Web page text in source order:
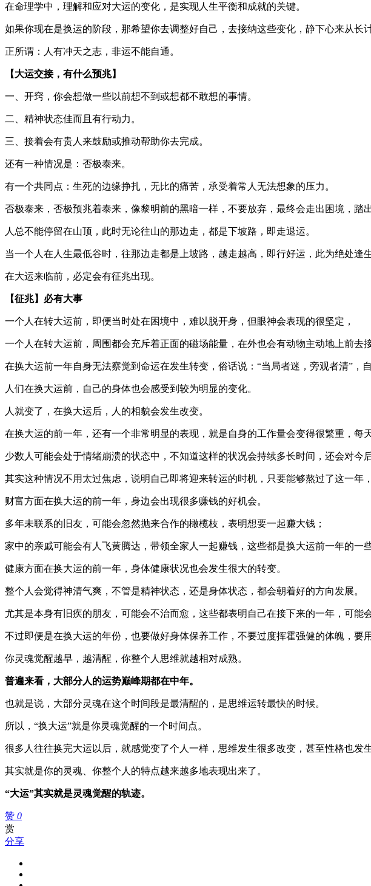
在命理学中，理解和应对大运的变化，是实现人生平衡和成就的关键。
如果你现在是换运的阶段，那希望你去调整好自己，去接纳这些变化，静下心来从长
正所谓：人有冲天之志，非运不能自通。
【大运交接，有什么预兆】
一、开窍，你会想做一些以前想不到或想都不敢想的事情。
二、精神状态佳而且有行动力。
三、接着会有贵人来鼓励或推动帮助你去完成。
还有一种情况是：否极泰来。
有一个共同点：生死的边缘挣扎，无比的痛苦，承受着常人无法想象的压力。
否极泰来，否极预兆着泰来，像黎明前的黑暗一样，不要放弃，最终会走出困境，踏
人总不能停留在山顶，此时无论往山的那边走，都是下坡路，即走退运。
当一个人在人生最低谷时，往那边走都是上坡路，越走越高，即行好运，此为绝处逢生
在大运来临前，必定会有征兆出现。
【征兆】必有大事
一个人在转大运前，即便当时处在困境中，难以脱开身，但眼神会表现的很坚定，
一个人在转大运前，周围都会充斥着正面的磁场能量，在外也会有动物主动地上前去接
在换大运前一年自身无法察觉到命运在发生转变，俗话说：“当局者迷，旁观者清”，
人们在换大运前，自己的身体也会感受到较为明显的变化。
人就变了，在换大运后，人的相貌会发生改变。
在换大运的前一年，还有一个非常明显的表现，就是自身的工作量会变得很繁重，每
少数人可能会处于情绪崩溃的状态中，不知道这样的状况会持续多长时间，还会对今
其实这种情况不用太过焦虑，说明自己即将迎来转运的时机，只要能够熬过了这一年
财富方面在换大运的前一年，身边会出现很多赚钱的好机会。
多年未联系的旧友，可能会忽然抛来合作的橄榄枝，表明想要一起赚大钱；
家中的亲戚可能会有人飞黄腾达，带领全家人一起赚钱，这些都是换大运前一年的一些
健康方面在换大运的前一年，身体健康状况也会发生很大的转变。
整个人会觉得神清气爽，不管是精神状态，还是身体状态，都会朝着好的方向发展。
尤其是本身有旧疾的朋友，可能会不治而愈，这些都表明自己在接下来的一年，可能
不过即便是在换大运的年份，也要做好身体保养工作，不要过度挥霍强健的体魄，要
你灵魂觉醒越早，越清醒，你整个人思维就越相对成熟。
普遍来看，大部分人的运势巅峰期都在中年。
也就是说，大部分灵魂在这个时间段是最清醒的，是思维运转最快的时候。
所以，“换大运”就是你灵魂觉醒的一个时间点。
很多人往往换完大运以后，就感觉变了个人一样，思维发生很多改变，甚至性格也发生
其实就是你的灵魂、你整个人的特点越来越多地表现出来了。
“大运”其实就是灵魂觉醒的轨迹。
赞 0
赏
分享